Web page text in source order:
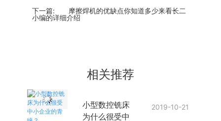
下一篇:
摩擦焊机的优缺点你知道多少来看长二
小编的详细介绍
相关推荐
小型数控铣床
为什么很受中
2019-10-21